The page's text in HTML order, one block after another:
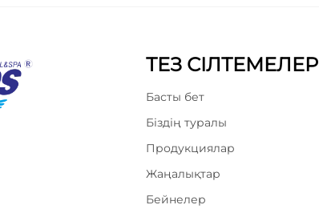
ТЕЗ СІЛТЕМЕЛЕР
Басты бет
Біздің туралы
Продукциялар
Жаңалықтар
Бейнелер